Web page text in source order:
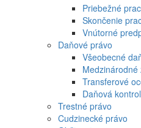
Priebežné
Skončenie
Vnútorné
Daňové právo
Všeobecné
Transferové
Daňová
Trestné právo
Cudzinecké právo